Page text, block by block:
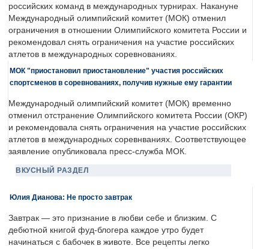
российских команд в международных турнирах. Накануне
Международный олимпийский комитет (МОК) отменил
ограничения в отношении Олимпийского комитета России и
рекомендовал снять ограничения на участие российских
атлетов в международных соревнованиях.
МОК "приостановил приостановление" участия российских
спортсменов в соревнованиях, получив нужные ему гарантии
Международный олимпийский комитет (МОК) временно
отменил отстранение Олимпийского комитета России (ОКР)
и рекомендовала снять ограничения на участие российских
атлетов в международных соревнваниях. Соответствующее
заявление опубликовала пресс-служба МОК.
ВКУСНЫЙ РАЗДЕЛ
Юлия Дианова: Не просто завтрак
Завтрак — это признание в любви себе и близким. С
дебютной книгой фуд-блогера каждое утро будет
начинаться с бабочек в животе. Все рецепты легко